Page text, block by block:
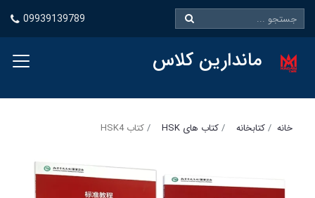
09939139789
ماندارین کلاس
خانه کتابخانه کتاب های HSK کتاب HSK4